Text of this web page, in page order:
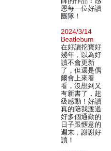
恩每一位好讀
團隊！
2024/3/14
Beatlebum
在好讀挖寶好
幾年，以為好
讀不會更新
了，但還是偶
爾會上來看
看，沒想到又
有新書了，超
級感動！好讀
真的陪我渡過
好多個通勤的
日子跟愜意的
週末，謝謝好
讀！